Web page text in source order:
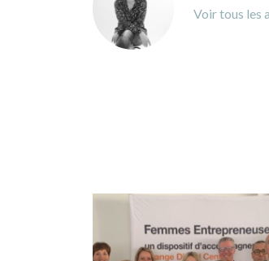
Voir tous les